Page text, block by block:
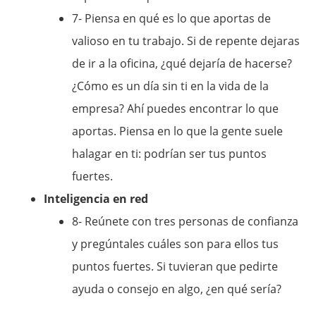
7- Piensa en qué es lo que aportas de
valioso en tu trabajo. Si de repente dejaras
de ir a la oficina, ¿qué dejaría de hacerse?
¿Cómo es un día sin ti en la vida de la
empresa? Ahí puedes encontrar lo que
aportas. Piensa en lo que la gente suele
halagar en ti: podrían ser tus puntos
fuertes.
Inteligencia en red
8- Reúnete con tres personas de confianza
y pregúntales cuáles son para ellos tus
puntos fuertes. Si tuvieran que pedirte
ayuda o consejo en algo, ¿en qué sería?